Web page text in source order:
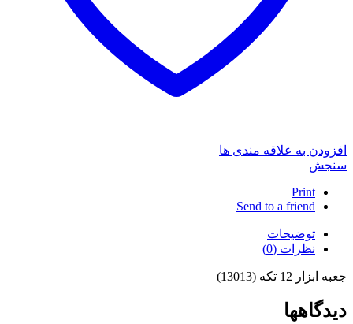
افزودن به علاقه مندی ها
سنجش
Print
Send to a friend
توضیحات
نظرات (0)
جعبه ابزار 12 تکه (13013)
دیدگاهها